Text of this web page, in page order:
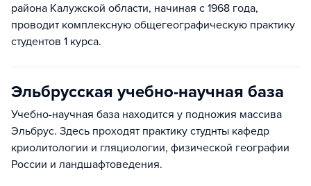
района Калужской области, начиная с 1968 года,
проводит комплексную общегеографическую практику
студентов 1 курса.
Эльбрусская учебно-научная база
Учебно-научная база находится у подножия массива
Эльбрус. Здесь проходят практику студнты кафедр
криолитологии и гляциологии, физической географии
России и ландшафтоведения.